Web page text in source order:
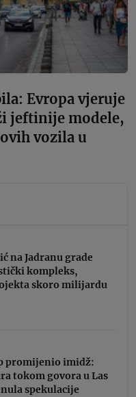
Evropa vjeruje
jeftinije modele,
vozila u
na Jadranu grade
kompleks,
skoro milijardu
promijenio imidž:
tokom govora u Las
spekulacije